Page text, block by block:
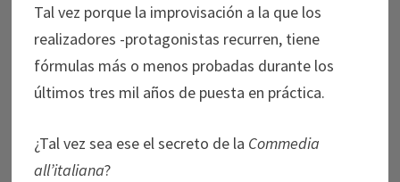
Tal vez porque la improvisación a la que los
realizadores -protagonistas recurren, tiene
fórmulas más o menos probadas durante los
últimos tres mil años de puesta en práctica.
¿Tal vez sea ese el secreto de la Commedia
all’italiana?